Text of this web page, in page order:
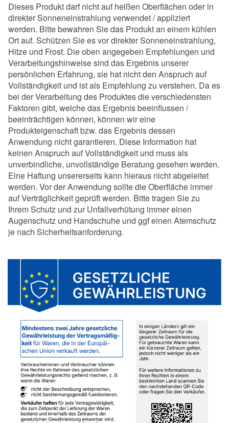
Dieses Produkt darf nicht auf heißen Oberflächen oder in
direkter Sonneneinstrahlung verwendet / appliziert
werden. Bitte bewahren Sie das Produkt an einem kühlen
Ort auf. Schützen Sie es vor direkter Sonneneinstrahlung,
Hitze und Frost. Die oben angegeben Empfehlungen und
Verarbeitungshinweise sind das Ergebnis unserer
persönlichen Erfahrung, sie hat nicht den Anspruch auf
Vollständigkeit und ist als Empfehlung zu verstehen. Da es
bei der Verarbeitung des Produktes die verschiedensten
Faktoren gibt, welche das Ergebnis beeinflussen /
beeinträchtigen können, können wir eine
Produkteigenschaft bzw. das Ergebnis dessen
Anwendung nicht garantieren. Diese Information hat
keinen Anspruch auf Vollständigkeit und muss als
unverbindliche, unvollständige Beratung gesehen werden.
Eine Haftung unsererseits kann hieraus nicht abgeleitet
werden. Vor der Anwendung sollte die Oberfläche immer
auf Verträglichkeit geprüft werden. Bitte tragen Sie zu
Ihrem Schutz und zur Unfallverhütung immer einen
Augenschutz und Handschuhe und ggf einen Atemschutz
je nach Sicherheitsanforderung.